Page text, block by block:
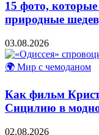
15 фото,
природные
03.08.2026
🌍 Мир с чемоданом
Как фильм
Сицилию в
02.08.2026